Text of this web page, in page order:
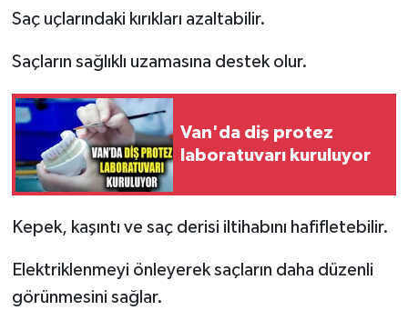
Saç uçlarındaki kırıkları azaltabilir.
Saçların sağlıklı uzamasına destek olur.
Van'da diş protez
laboratuvarı kuruluyor
Kepek, kaşıntı ve saç derisi iltihabını hafifletebilir.
Elektriklenmeyi önleyerek saçların daha düzenli
görünmesini sağlar.